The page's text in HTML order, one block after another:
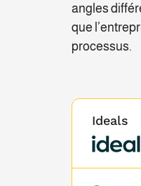
angles
que
processus.
Ideals